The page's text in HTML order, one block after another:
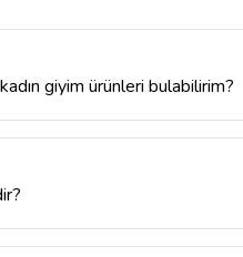
giyim ürünleri bulabilirim?